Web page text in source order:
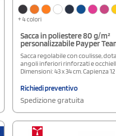
+ 4 colori
Sacca in poliestere 80 g/m²
personalizzabile Payper
Sacca regolabile con coulisse,
angoli inferiori rinforzati e
Dimensioni: 43 x 34 cm. Capienza 12
Richiedi preventivo
Spedizione gratuita